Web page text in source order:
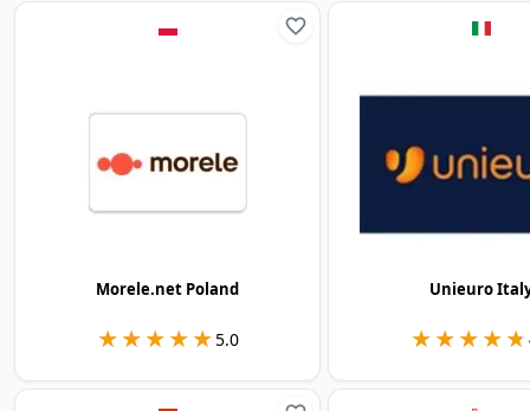
Morele.net Poland
★★★★★
★★★★★5.0
Unieuro
★★★★★
★★★★★